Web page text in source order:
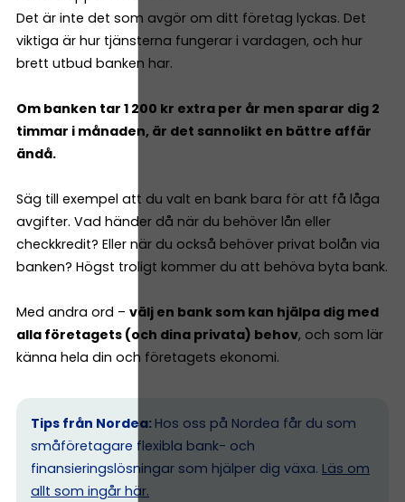
Det är inte det som avgör om ditt företag lyckas. Det
viktiga är hur tjänsterna fungerar i vardagen, och hur
brett utbud banken har.
Om banken tar 1 200 kr extra per år men sparar dig 2
timmar i månaden, är det sannolikt en bättre affär
ändå.
Säg till exempel att du valt en bank bara för att få låga
avgifter. Vad händer då när du behöver lån eller
checkkredit? Eller när du också behöver privat bolån via
banken? Högst troligt kommer du att behöva byta bank.
Med andra ord – välj en bank som kan hjälpa dig med
alla företagets (och dina privata) behov, och som lär
känna hela din och företagets ekonomi.
Tips från Nordea: Hos oss på Nordea får du som
småföretagare flexibla bank- och
finansieringslösningar som hjälper dig växa. Läs om
allt som ingår här.